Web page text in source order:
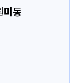
미동